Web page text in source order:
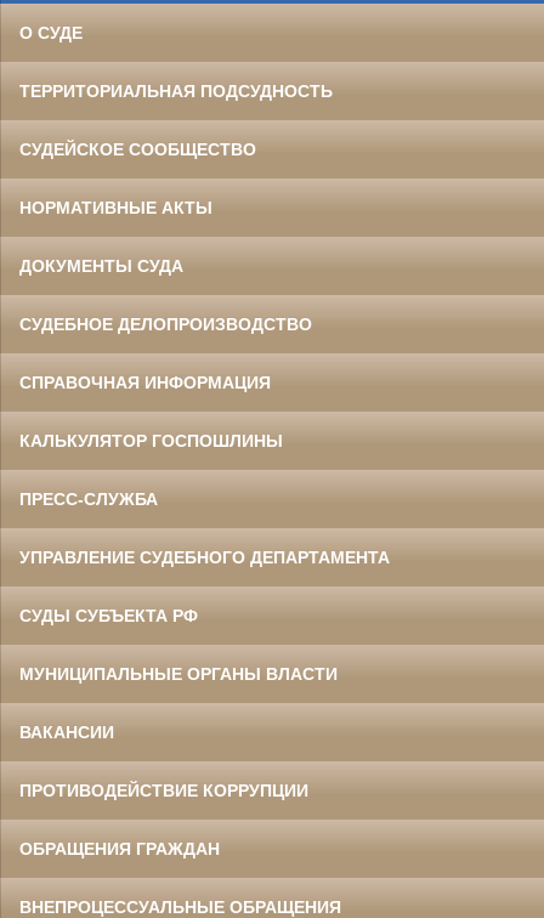
О СУДЕ
ТЕРРИТОРИАЛЬНАЯ ПОДСУДНОСТЬ
СУДЕЙСКОЕ СООБЩЕСТВО
НОРМАТИВНЫЕ АКТЫ
ДОКУМЕНТЫ СУДА
СУДЕБНОЕ ДЕЛОПРОИЗВОДСТВО
СПРАВОЧНАЯ ИНФОРМАЦИЯ
КАЛЬКУЛЯТОР ГОСПОШЛИНЫ
ПРЕСС-СЛУЖБА
УПРАВЛЕНИЕ СУДЕБНОГО ДЕПАРТАМЕНТА
СУДЫ СУБЪЕКТА РФ
МУНИЦИПАЛЬНЫЕ ОРГАНЫ ВЛАСТИ
ВАКАНСИИ
ПРОТИВОДЕЙСТВИЕ КОРРУПЦИИ
ОБРАЩЕНИЯ ГРАЖДАН
ВНЕПРОЦЕССУАЛЬНЫЕ ОБРАЩЕНИЯ